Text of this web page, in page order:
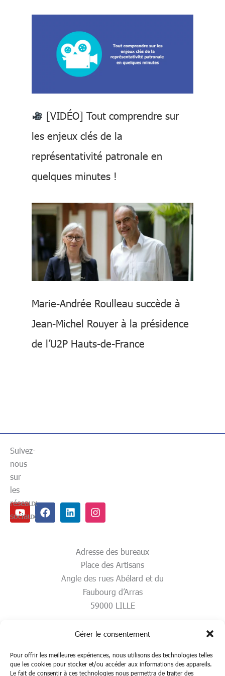
Gérer le consentement
Pour offrir les meilleures expériences, nous utilisons des technologies telles
que les cookies pour stocker et/ou accéder aux informations des appareils.
Le fait de consentir à ces technologies nous permettra de traiter des
[VIDÉO] Tout comprendre sur
les enjeux clés de la
représentativité patronale en
quelques minutes !
Marie-Andrée Roulleau succède à
Jean-Michel Rouyer à la présidence
de l’U2P Hauts-de-France
YoutubeFacebookLinkedinInstagram
Suivez-
nous
sur
les
réseaux
sociaux
Adresse des bureaux
Place des Artisans
Angle des rues Abélard et du
Faubourg d’Arras
59000 LILLE